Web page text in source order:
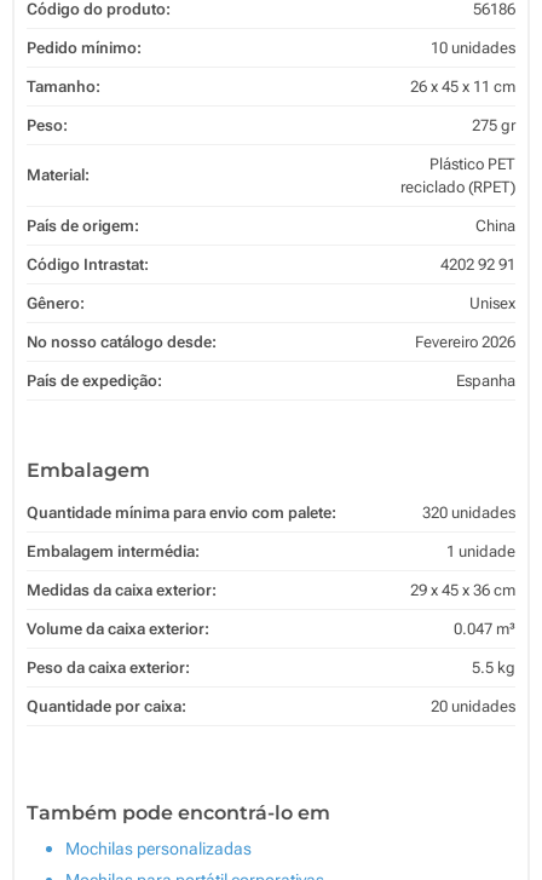
Código do produto: 56186
Pedido mínimo: 10 unidades
Tamanho: 26 x 45 x 11 cm
Peso: 275 gr
Material:
Plástico PET
reciclado (RPET)
País de origem: China
Código Intrastat: 4202 92 91
Gênero: Unisex
No nosso catálogo desde: Fevereiro 2026
País de expedição: Espanha
Embalagem
Quantidade mínima para envio com palete: 320 unidades
Embalagem intermédia: 1 unidade
Medidas da caixa exterior: 29 x 45 x 36 cm
Volume da caixa exterior: 0.047 m³
Peso da caixa exterior: 5.5 kg
Quantidade por caixa: 20 unidades
Também pode encontrá-lo em
Mochilas personalizadas